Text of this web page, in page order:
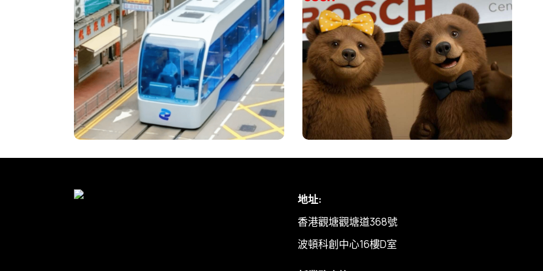
輝瑞香港 : AI 公共衛生教育
影片
3D 動畫與吉祥物設計
Bosch 熊熊一家陳列室歷險
#LikeABosch
3D 動畫與吉祥物設計 廣告與產品介紹
地址:
香港觀塘觀塘道368號
波頓科創中心16樓D室